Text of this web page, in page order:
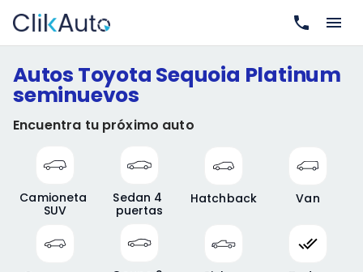
Autos Toyota Sequoia Platinum
seminuevos
Encuentra tu próximo auto
Camioneta
SUV
Sedan 4
puertas
Hatchback Van